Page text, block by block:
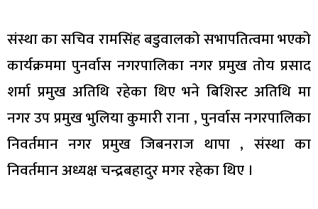
संस्था का सचिव रामसिंह बडुवालको सभापतित्वमा भएको
कार्यक्रममा पुनर्वास नगरपालिका नगर प्रमुख तोय प्रसाद
शर्मा प्रमुख अतिथि रहेका थिए भने बिशिस्ट अतिथि मा
नगर उप प्रमुख भुलिया कुमारी राना , पुनर्वास नगरपालिका
निवर्तमान नगर प्रमुख जिबनराज थापा , संस्था का
निवर्तमान अध्यक्ष चन्द्रबहादुर मगर रहेका थिए ।